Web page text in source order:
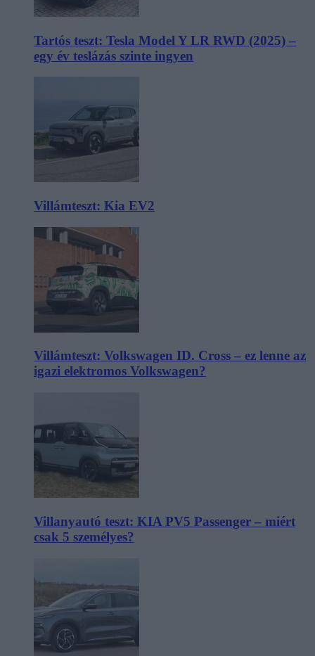
Tartós teszt: Tesla Model Y LR RWD (2025) –
egy év teslázás szinte ingyen
Villámteszt: Kia EV2
Villámteszt: Volkswagen ID. Cross – ez lenne az
igazi elektromos Volkswagen?
Villanyautó teszt: KIA PV5 Passenger – miért
csak 5 személyes?